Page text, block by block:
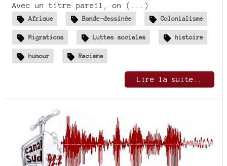
Avec un titre pareil, on (...)
Afrique Bande-dessinée Colonialisme
Migrations Luttes sociales histoire
humour Racisme
Lire la suite..